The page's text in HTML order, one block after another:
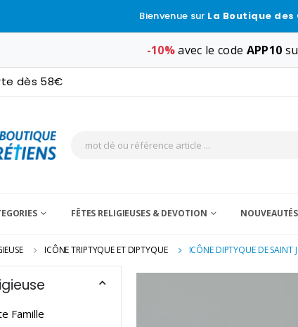
Bienvenue sur La Boutique
-10%avec le code APP10
dès 58€
FÊTES RELIGIEUSES & DEVOTION NOUVEAUTÉS
ICÔNE TRIPTYQUE ET DIPTYQUE ICÔNE DIPTYQUE DE SAINT
Famille